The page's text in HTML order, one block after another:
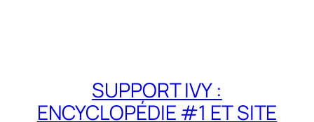
SUPPORT IVY :
ENCYCLOPÉDIE #1 ET SITE